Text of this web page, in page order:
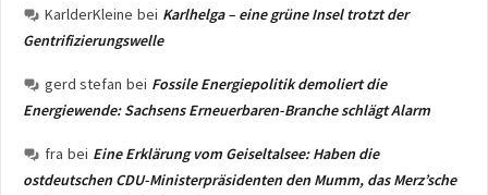
KarlderKleine bei Karlhelga – eine grüne Insel trotzt der
Gentrifizierungswelle
gerd stefan bei Fossile Energiepolitik demoliert die
Energiewende: Sachsens Erneuerbaren-Branche schlägt Alarm
fra bei Eine Erklärung vom Geiseltalsee: Haben die
ostdeutschen CDU-Ministerpräsidenten den Mumm, das Merz’sche